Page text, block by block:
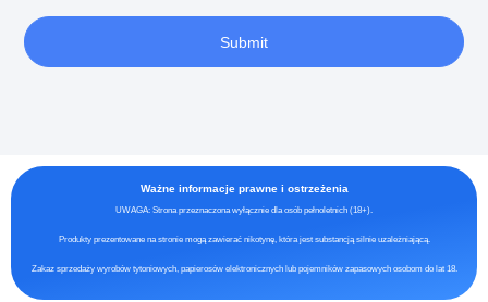
Submit
Ważne informacje prawne i ostrzeżenia
UWAGA: Strona przeznaczona wyłącznie dla osób pełnoletnich (18+).
Produkty prezentowane na stronie mogą zawierać nikotynę, która jest substancją silnie uzależniającą.
Zakaz sprzedaży wyrobów tytoniowych, papierosów elektronicznych lub pojemników zapasowych osobom do lat 18.